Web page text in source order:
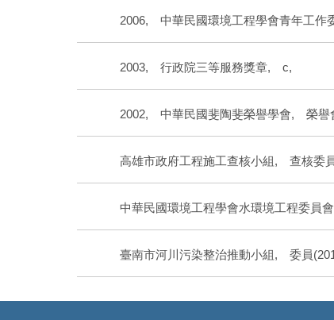
2006, 中華民國環境工程學會青年工
2003, 行政院三等服務獎章, c,
2002, 中華民國斐陶斐榮譽學會, 榮
高雄市政府工程施工查核小組, 查核
中華民國環境工程學會水環境工程委
臺南市河川污染整治推動小組, 委員